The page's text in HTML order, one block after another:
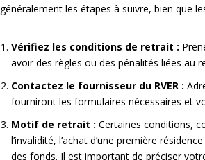
généralement les étapes à suivre, bien que
Vérifiez les conditions de retrait :
avoir des règles ou des pénalités liées au
Contactez le fournisseur du RVER :
fourniront les formulaires nécessaires et
Motif de retrait : Certaines conditions,
l’invalidité, l’achat d’une première
des fonds. Il est important de préciser